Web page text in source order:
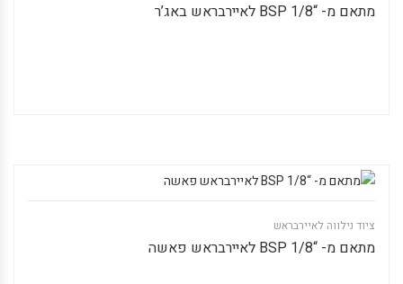
מתאם מ- “1/8 BSP לאיירבראש באג’ר
ציוד נילווה לאיירבראש
מתאם מ- “1/8 BSP לאיירבראש פאשה